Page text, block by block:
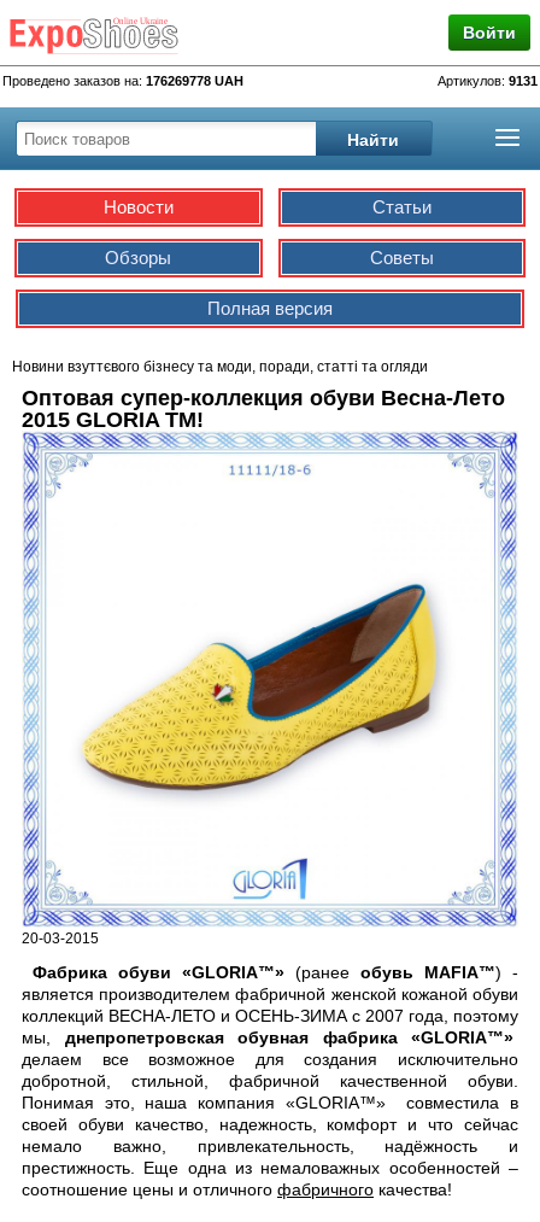
Войти
Проведено заказов на: 176269778 UAH Артикулов: 9131
Новости Статьи
Обзоры Советы
Полная версия
Новини взуттєвого бізнесу та моди, поради, статті та огляди
Оптовая супер-коллекция обуви Весна-Лето
2015 GLORIA ТМ!
20-03-2015
Фабрика обуви «GLORIA™» (ранее обувь MAFIA™) -
является производителем фабричной женской кожаной обуви
коллекций ВЕСНА-ЛЕТО и ОСЕНЬ-ЗИМА с 2007 года, поэтому
мы, днепропетровская обувная фабрика «GLORIA™»
делаем все возможное для создания исключительно
добротной, стильной, фабричной качественной обуви.
Понимая это, наша компания «GLORIA™» совместила в
своей обуви качество, надежность, комфорт и что сейчас
немало важно, привлекательность, надёжность и
престижность. Еще одна из немаловажных особенностей –
соотношение цены и отличного фабричного качества!